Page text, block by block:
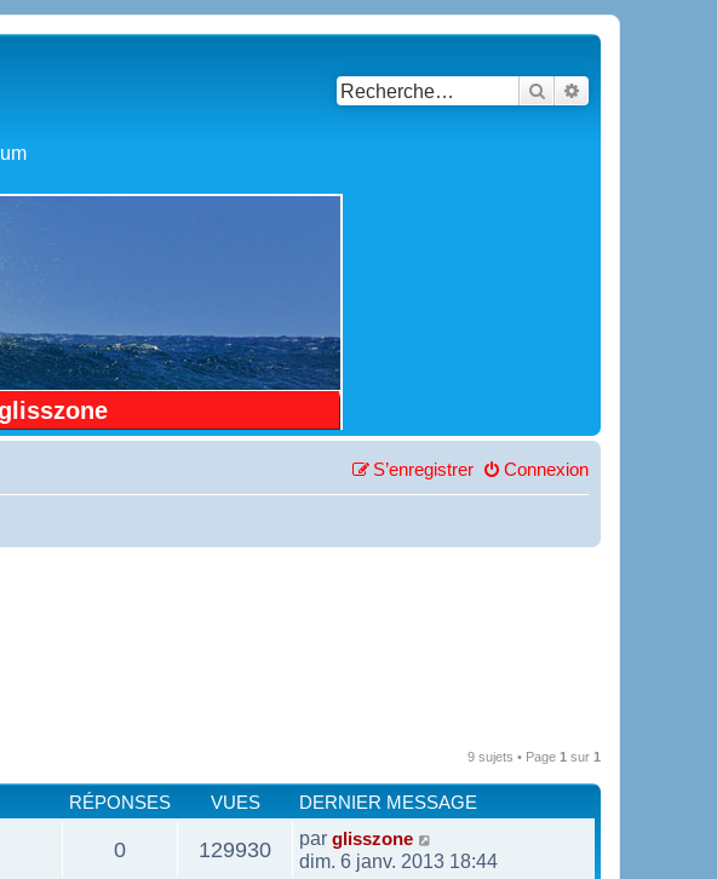
Rechercher
Connexion
S’enregistrer
9 sujets • Page 1 sur 1
RÉPONSES VUES DERNIER MESSAGE
0 129930 par glisszone
dim. 6 janv. 2013 18:44